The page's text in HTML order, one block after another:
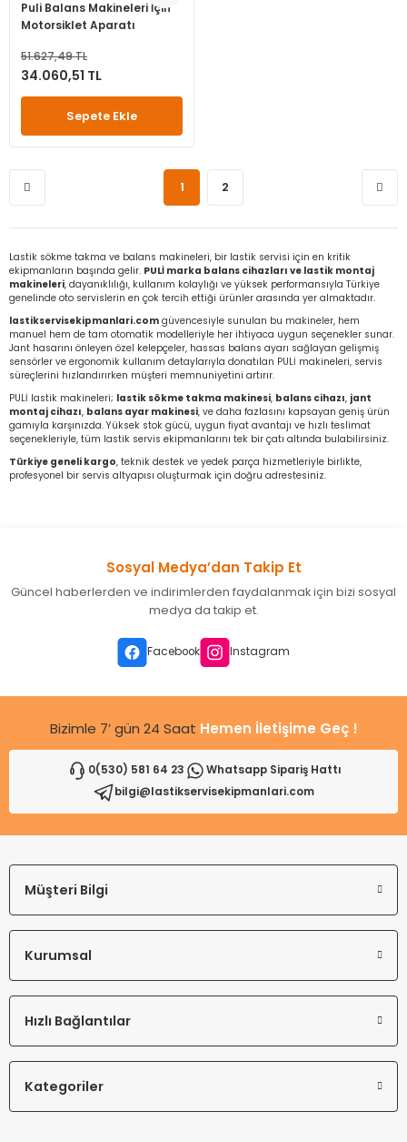
Puli Balans Makineleri İçin
Motorsiklet Aparatı
51.627,49 TL
34.060,51 TL
Sepete Ekle
1 2
Lastik sökme takma ve balans makineleri, bir lastik servisi için en kritik
ekipmanların başında gelir. PULİ marka balans cihazları ve lastik montaj
makineleri, dayanıklılığı, kullanım kolaylığı ve yüksek performansıyla Türkiye
genelinde oto servislerin en çok tercih ettiği ürünler arasında yer almaktadır.
lastikservisekipmanlari.com güvencesiyle sunulan bu makineler, hem
manuel hem de tam otomatik modelleriyle her ihtiyaca uygun seçenekler sunar.
Jant hasarını önleyen özel kelepçeler, hassas balans ayarı sağlayan gelişmiş
sensörler ve ergonomik kullanım detaylarıyla donatılan PULİ makineleri, servis
süreçlerini hızlandırırken müşteri memnuniyetini artırır.
PULİ lastik makineleri; lastik sökme takma makinesi, balans cihazı, jant
montaj cihazı, balans ayar makinesi, ve daha fazlasını kapsayan geniş ürün
gamıyla karşınızda. Yüksek stok gücü, uygun fiyat avantajı ve hızlı teslimat
seçenekleriyle, tüm lastik servis ekipmanlarını tek bir çatı altında bulabilirsiniz.
Türkiye geneli kargo, teknik destek ve yedek parça hizmetleriyle birlikte,
profesyonel bir servis altyapısı oluşturmak için doğru adrestesiniz.
Sosyal Medya’dan Takip Et
Güncel haberlerden ve indirimlerden faydalanmak için bizi sosyal
medya da takip et.
Facebook Instagram
Bizimle 7’ gün 24 Saat Hemen İletişime Geç !
0(530) 581 64 23
Whatsapp Sipariş Hattı
bilgi@lastikservisekipmanlari.com
Müşteri Bilgi
Kurumsal
Hızlı Bağlantılar
Kategoriler